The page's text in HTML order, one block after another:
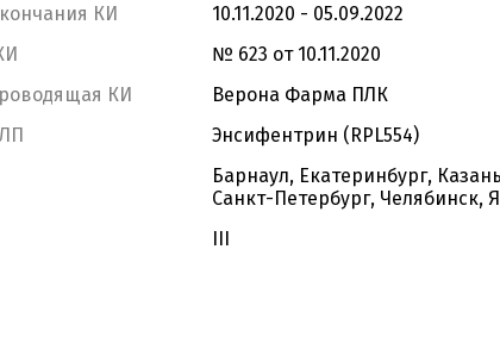
КИ
10.11.2020 - 05.09.2022
№ 623 от 10.11.2020
КИ
Верона Фарма ПЛК
Энсифентрин (RPL554)
Барнаул, Екатеринбург,
Санкт-Петербург, Челябинск,
III